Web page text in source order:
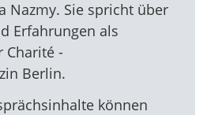
Nazmy. Sie spricht über
Erfahrungen als
Charité -
Berlin.
können